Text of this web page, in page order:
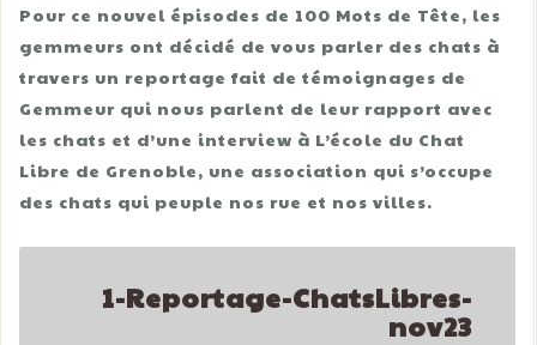
Pour ce nouvel épisodes de 100 Mots de Tête, les
gemmeurs ont décidé de vous parler des chats à
travers un reportage fait de témoignages de
Gemmeur qui nous parlent de leur rapport avec
les chats et d’une interview à L’école du Chat
Libre de Grenoble, une association qui s’occupe
des chats qui peuple nos rue et nos villes.
1-Reportage-ChatsLibres-
nov23